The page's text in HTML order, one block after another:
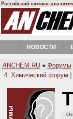
Российский химико-
НОВОСТИ
A NCHEM.RU » Форумы
4. Химический форум